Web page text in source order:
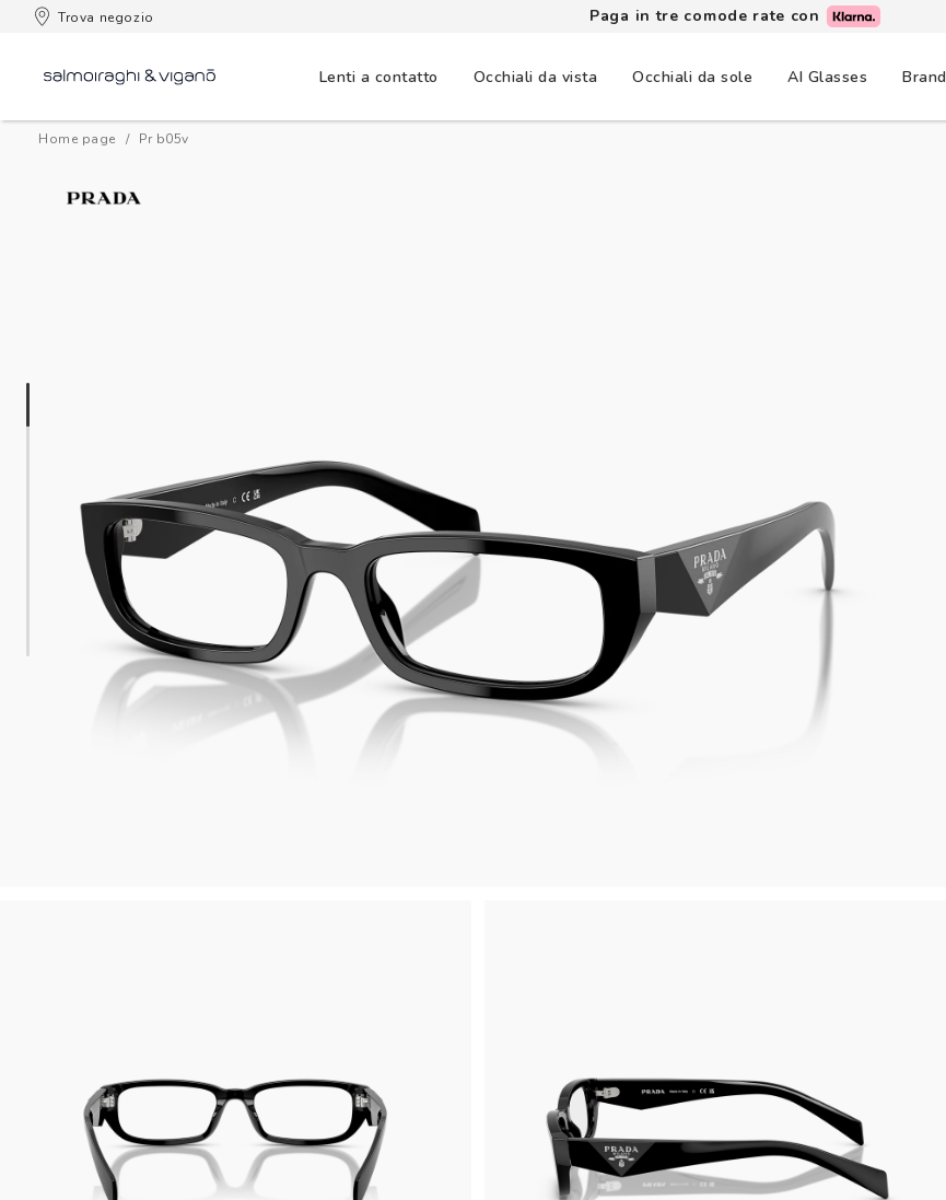
Trova negozio Paga in tre comode rate con
Lenti a contatto Occhiali da vista Occhiali da sole AI Glasses Brand
Home page pr b05v
Spedizione sicura e gratuita, senza spesa minima Compra la tua montatura, ritirala in negozio